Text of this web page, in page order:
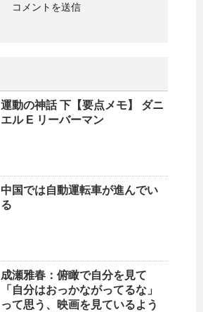
運動の神話 下【要点メモ】 ダニ
エル E リーバーマン
中国では自動運転車が進んでい
る
成瀬雅春：俯瞰で自分を見て
「自分はおっかながってるな」
って思う、映画を見ているよう